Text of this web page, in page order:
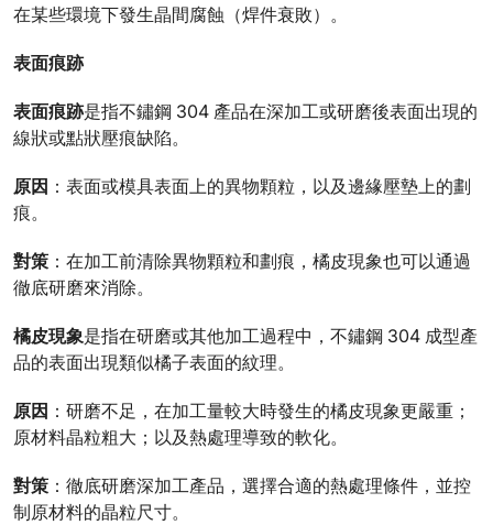
在某些環境下發生晶間腐蝕（焊件衰敗）。
表面痕跡
表面痕跡是指不鏽鋼 304 產品在深加工或研磨後表面出現的
線狀或點狀壓痕缺陷。
原因 ：表面或模具表面上的異物顆粒，以及邊緣壓墊上的劃
痕。
對策 ：在加工前清除異物顆粒和劃痕，橘皮現象也可以通過
徹底研磨來消除。
橘皮現象是指在研磨或其他加工過程中，不鏽鋼 304 成型產
品的表面出現類似橘子表面的紋理。
原因 ：研磨不足，在加工量較大時發生的橘皮現象更嚴重；
原材料晶粒粗大；以及熱處理導致的軟化。
對策 ：徹底研磨深加工產品，選擇合適的熱處理條件，並控
制原材料的晶粒尺寸。